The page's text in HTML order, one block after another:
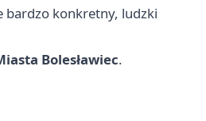
bardzo konkretny, ludzki
Bolesławiec.